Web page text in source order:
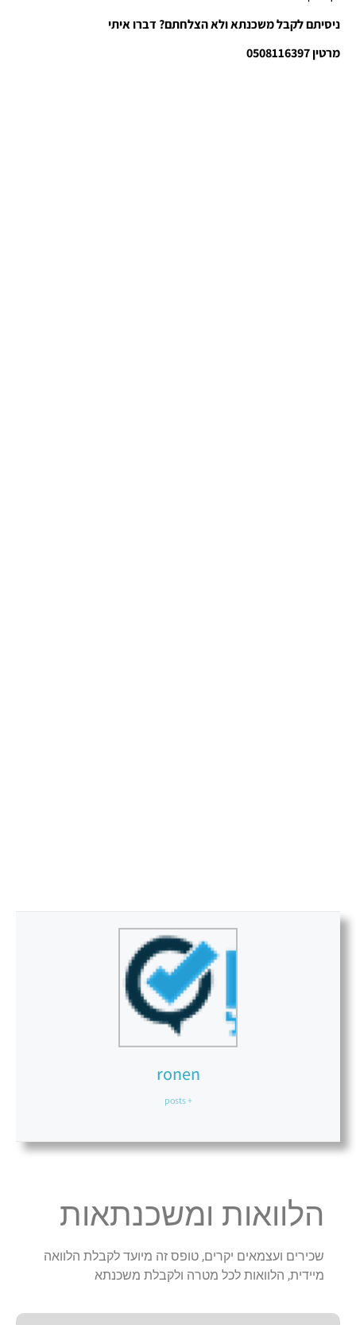
ניסיתם לקבל משכנתא ולא הצלחתם? דברו איתי
מרטין 0508116397
ronen
+ posts
הלוואות ומשכנתאות
שכירים ועצמאים יקרים, טופס זה מיועד לקבלת הלוואה
מיידית, הלוואות לכל מטרה ולקבלת משכנתא